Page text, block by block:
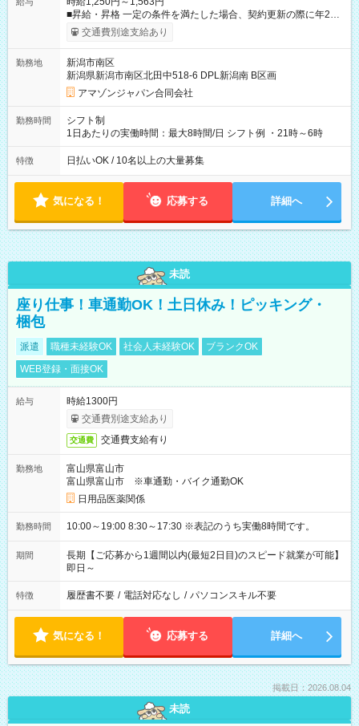
■昇給・昇格 一定の条件を満たした場合、契約更新の際に年2回
まで昇給の機会があります。 ■正社員登用制度あり ※月末締/翌
月25日支払い ※時間外手当、別途支給 ※深夜割増賃金 (22:00～
☆Amazon直雇用で安定して働けます！ 【試用期間】試用期間
あり 試用期間の長さ：1週間 雇用形態、給与は本採用時と同じ
です。
交通費別途支給あり
勤務地
新潟市南区
新潟県新潟市南区北田中518-6 DPL新潟南 B区画
アマゾンジャパン合同会社
勤務時間
シフト制
1日あたりの実働時間：最大8時間/日 シフト例 ・21時～6時
特徴 日払いOK / 10名以上の大量募集
気になる！ 応募する 詳細へ
未読
座り仕事！車通勤OK！土日休み！ピッキング・
梱包
派遣 職種未経験OK 社会人未経験OK
ブランクOK
WEB登録・面接OK
給与
時給1300円
交通費別途支給あり
交通費 交通費支給有り
勤務地
富山県富山市
富山県富山市 ※車通勤・バイク通勤OK
日用品医薬関係
勤務時間 10:00～19:00 8:30～17:30 ※表記のうち実働8時間です。
期間
長期【ご応募から1週間以内(最短2日目)のスピード就業が可能】
即日～
特徴 履歴書不要 / 電話対応なし / パソコンスキル不要
気になる！ 応募する 詳細へ
掲載日：2026.08.04
未読